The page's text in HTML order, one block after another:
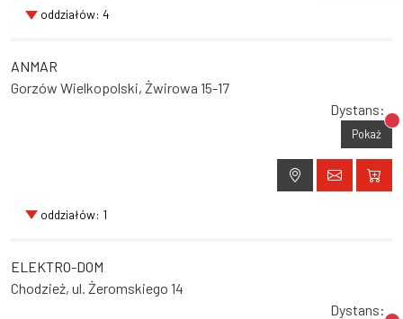
oddziałów: 4
ANMAR
Gorzów Wielkopolski, Żwirowa 15-17
Dystans:
Pokaż
oddziałów: 1
ELEKTRO-DOM
Chodzież, ul. Żeromskiego 14
Dystans: